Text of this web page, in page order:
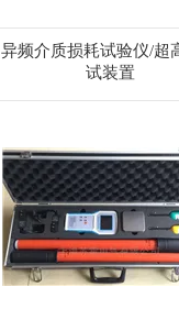
异频介质损耗试验仪/超
试装置